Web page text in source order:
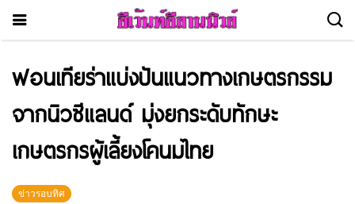
ฟอนเทียร่าแบ่งปันแนวทางเกษตรกรรม
จากนิวซีแลนด์ มุ่งยกระดับทักษะ
เกษตรกรผู้เลี้ยงโคนมไทย
ข่าวรอบทิศ